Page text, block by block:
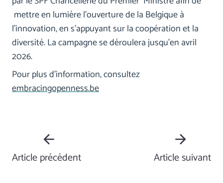
mettre en lumière l'ouverture de la Belgique à
l'innovation, en s'appuyant sur la coopération et la
diversité. La campagne se déroulera jusqu'en avril
2026.
Pour plus d'information, consultez
embracingopenness.be
Article précédent Article suivant